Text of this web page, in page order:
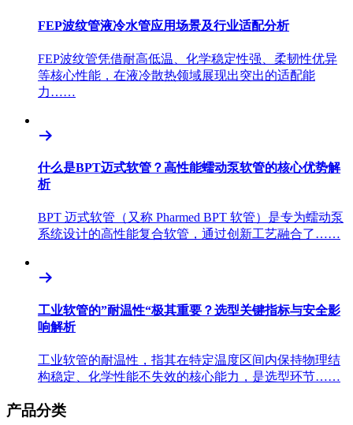
FEP波纹管液冷水管应用场景及行业适配分析
FEP波纹管凭借耐高低温、化学稳定性强、柔韧性优异
等核心性能，在液冷散热领域展现出突出的适配能
力……
什么是BPT迈式软管？高性能蠕动泵软管的核心优势解
析
BPT 迈式软管（又称 Pharmed BPT 软管）是专为蠕动泵
系统设计的高性能复合软管，通过创新工艺融合了……
工业软管的”耐温性“极其重要？选型关键指标与安全影
响解析
工业软管的耐温性，指其在特定温度区间内保持物理结
构稳定、化学性能不失效的核心能力，是选型环节……
产品分类